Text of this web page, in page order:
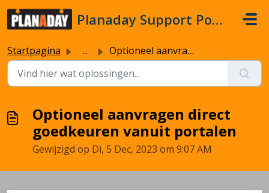
Doorgaan naar hoofdinhoud
Planaday Support Portal
Startpagina ... Optioneel aanvragen direct goedkeuren vanuit portalen
Optioneel aanvragen direct
goedkeuren vanuit portalen
Gewijzigd op Di, 5 Dec, 2023 om 9:07 AM